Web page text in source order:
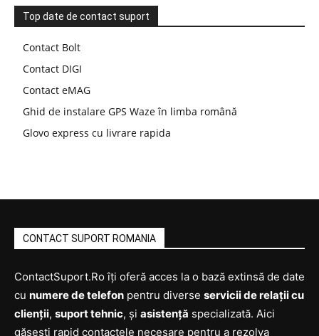
Top date de contact suport
Contact Bolt
Contact DIGI
Contact eMAG
Ghid de instalare GPS Waze în limba română
Glovo express cu livrare rapida
CONTACT SUPORT ROMANIA
ContactSuport.Ro îți oferă acces la o bază extinsă de date
cu numere de telefon pentru diverse servicii de relații cu
clienții, suport tehnic, și asistență specializată. Aici
găsești rapid contactele necesare pentru a rezolva